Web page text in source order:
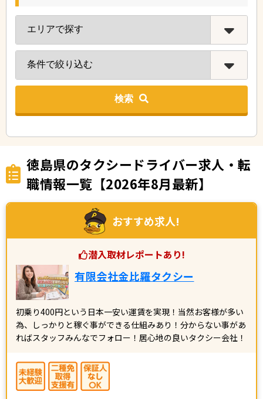
検索
徳島県のタクシードライバー求人・転
職情報一覧【2026年8月最新】
おすすめ求人!
潜入取材レポートあり!
有限会社金比羅タクシー
初乗り400円という日本一安い運賃を実現！当然お客様が多い
為、しっかりと稼ぐ事ができる仕組みあり！分からない事があ
ればスタッフみんなでフォロー！居心地の良いタクシー会社！